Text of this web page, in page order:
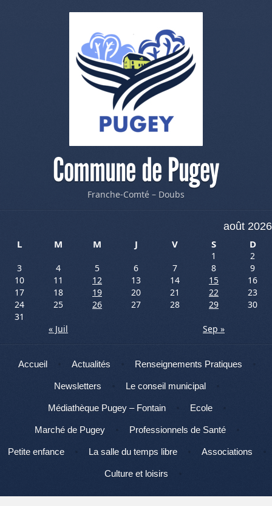
Commune de Pugey
Franche-Comté – Doubs
août 2026
L
M M J V S D
1
2
3
4 5 6 7 8
9
10
11 12 13 14 15
16
17
18 19 20 21 22
23
24
25 26 27 28 29
30
31
« Juil
Sep »
Menu
Aller au contenu
Accueil Actualités Renseignements Pratiques
Newsletters Le conseil municipal
Médiathèque Pugey – Fontain Ecole
Marché de Pugey Professionnels de Santé
Petite enfance La salle du temps libre Associations
Culture et loisirs